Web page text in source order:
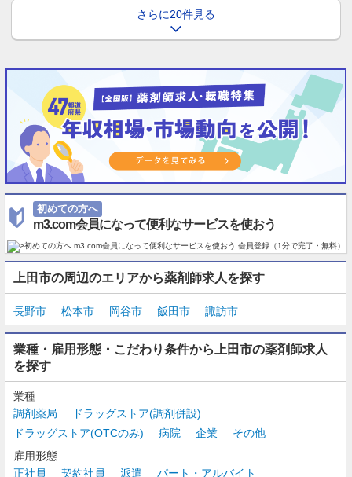
さらに20件見る
初めての方へ
m3.com会員になって便利なサービスを使おう
上田市の周辺のエリアから薬剤師求人を探す
長野市 松本市 岡谷市 飯田市 諏訪市
業種・雇用形態・こだわり条件から上田市の薬剤師求人
を探す
業種
調剤薬局
ドラッグストア(調剤併設)
ドラッグストア(OTCのみ)
病院 企業
その他
雇用形態
正社員
契約社員 派遣 パート・アルバイト